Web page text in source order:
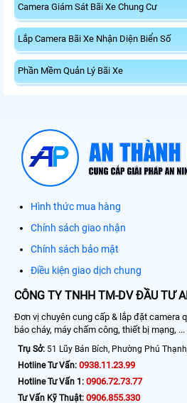
Camera Giám Sát Bãi Xe Chung Cư
Lắp Camera Bãi Xe Nhận Diện Biển Số
Phần Mềm Quản Lý Bãi Xe
Hình thức mua hàng
Chính sách giao nhận
Chính sách bảo mật
Điều kiện giao dịch chung
CÔNG TY TNHH TM-DV ĐẦU TƯ
Đơn vị chuyên cung cấp & lắp đặt camera
báo cháy, máy chấm công, thiết bị mạng, ...
Trụ Sở: 51 Lũy Bán Bích, Phường Phú
Hotline Tư Vấn: 0938.11.23.99
Hotline Tư Vấn 1: 0906.72.73.77
Tư Vấn Kỹ Thuật: 0906.855.330